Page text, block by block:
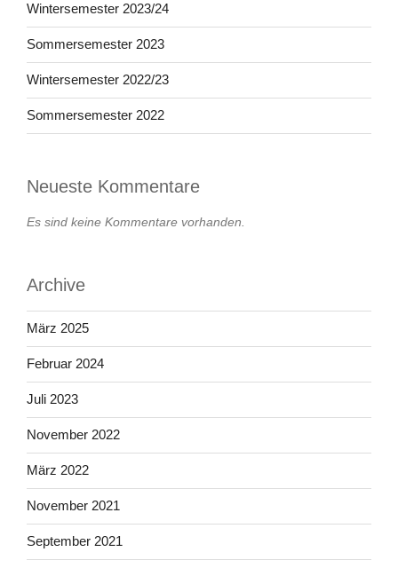
Wintersemester 2023/24
Sommersemester 2023
Wintersemester 2022/23
Sommersemester 2022
Neueste Kommentare
Es sind keine Kommentare vorhanden.
Archive
März 2025
Februar 2024
Juli 2023
November 2022
März 2022
November 2021
September 2021